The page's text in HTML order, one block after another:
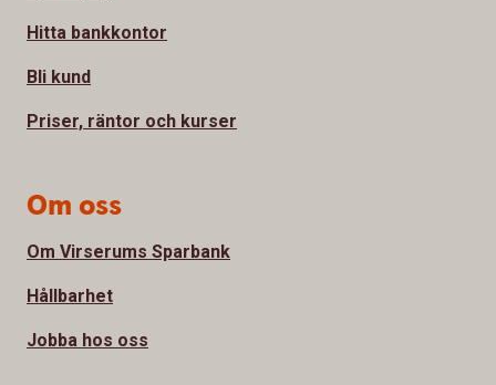
Hitta bankkontor
Bli kund
Priser, räntor och kurser
Om oss
Om Virserums Sparbank
Hållbarhet
Jobba hos oss